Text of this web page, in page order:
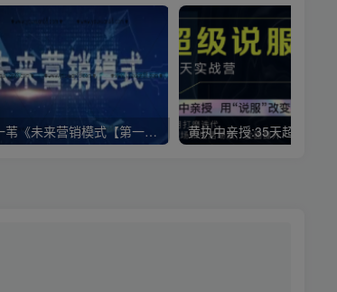
刘一苇《未来营销模式【第一季+第二季】》 黄执中亲授:35天超级说服力